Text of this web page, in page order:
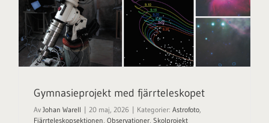
Gymnasieprojekt med fjärrteleskopet
Av Johan Warell | 20 maj, 2026 | Kategorier: Astrofoto,
Fjärrteleskopsektionen, Observationer, Skolprojekt